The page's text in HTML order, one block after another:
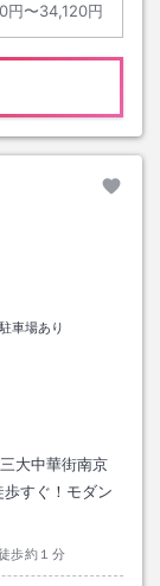
円〜34,120円
駐車場あり
大中華街南京
すぐ！モダン
歩約１分